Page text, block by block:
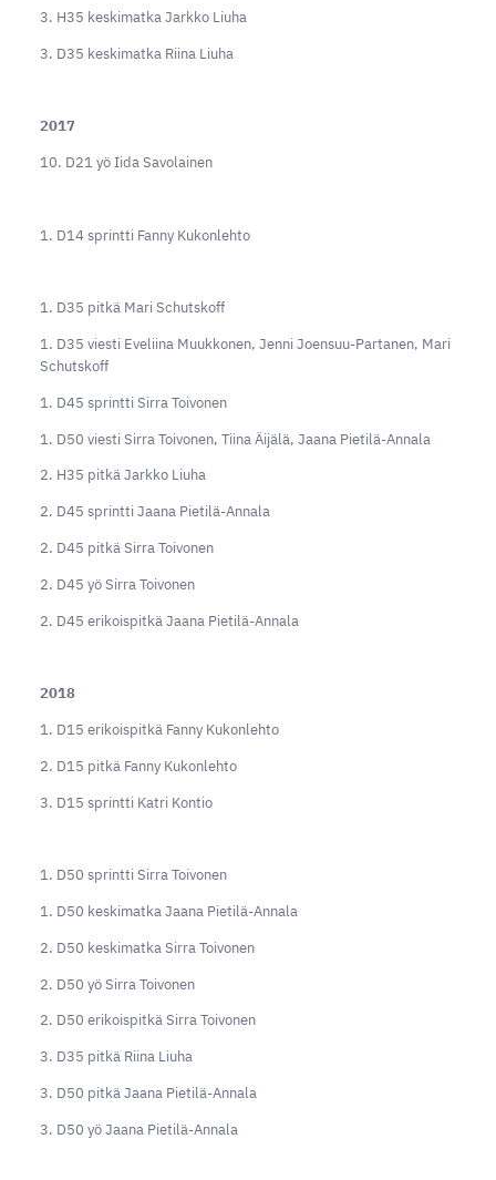
3. H35 keskimatka Jarkko Liuha
3. D35 keskimatka Riina Liuha
2017
10. D21 yö Iida Savolainen
1. D14 sprintti Fanny Kukonlehto
1. D35 pitkä Mari Schutskoff
1. D35 viesti Eveliina Muukkonen, Jenni Joensuu-Partanen, Mari
Schutskoff
1. D45 sprintti Sirra Toivonen
1. D50 viesti Sirra Toivonen, Tiina Äijälä, Jaana Pietilä-Annala
2. H35 pitkä Jarkko Liuha
2. D45 sprintti Jaana Pietilä-Annala
2. D45 pitkä Sirra Toivonen
2. D45 yö Sirra Toivonen
2. D45 erikoispitkä Jaana Pietilä-Annala
2018
1. D15 erikoispitkä Fanny Kukonlehto
2. D15 pitkä Fanny Kukonlehto
3. D15 sprintti Katri Kontio
1. D50 sprintti Sirra Toivonen
1. D50 keskimatka Jaana Pietilä-Annala
2. D50 keskimatka Sirra Toivonen
2. D50 yö Sirra Toivonen
2. D50 erikoispitkä Sirra Toivonen
3. D35 pitkä Riina Liuha
3. D50 pitkä Jaana Pietilä-Annala
3. D50 yö Jaana Pietilä-Annala